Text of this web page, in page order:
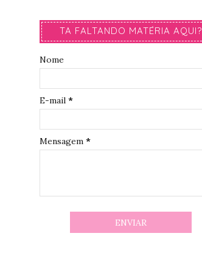
TA FALTANDO MATÉRIA AQUI?
Nome
E-mail *
Mensagem *